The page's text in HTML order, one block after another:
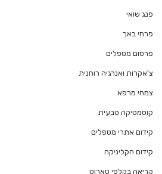
פנג שואי
פרחי באך
פרסום מטפלים
צ'אקרות ואנרגיה רוחנית
צמחי מרפא
קוסמטיקה טבעית
קידום אתרי מטפלים
קידום הקליניקה
קריאה בקלפי טארוט